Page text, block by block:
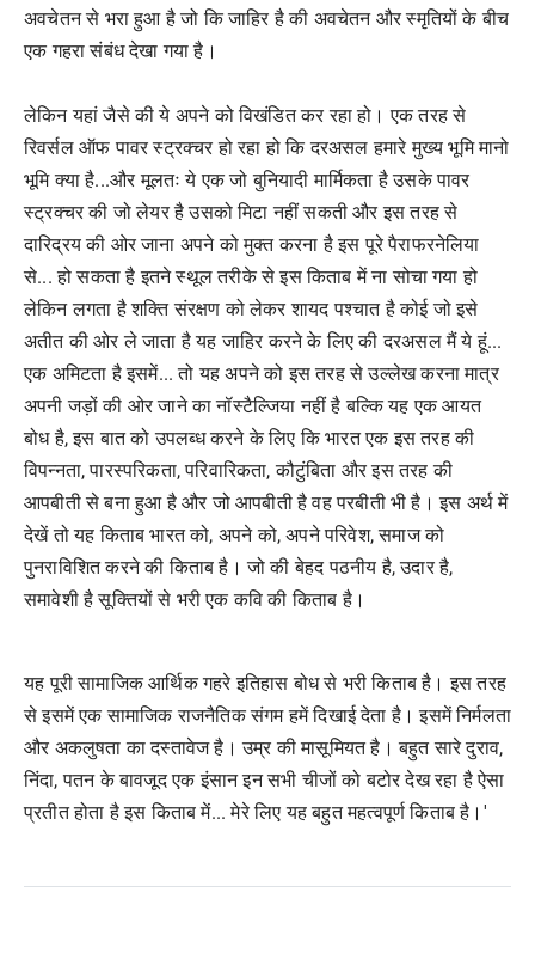
अवचेतन से भरा हुआ है जो कि जाहिर है की अवचेतन और स्मृतियों के बीच
एक गहरा संबंध देखा गया है।
लेकिन यहां जैसे की ये अपने को विखंडित कर रहा हो। एक तरह से
रिवर्सल ऑफ पावर स्ट्रक्चर हो रहा हो कि दरअसल हमारे मुख्य भूमि मानो
भूमि क्या है...और मूलतः ये एक जो बुनियादी मार्मिकता है उसके पावर
स्ट्रक्चर की जो लेयर है उसको मिटा नहीं सकती और इस तरह से
दारिद्रय की ओर जाना अपने को मुक्त करना है इस पूरे पैराफरनेलिया
से... हो सकता है इतने स्थूल तरीके से इस किताब में ना सोचा गया हो
लेकिन लगता है शक्ति संरक्षण को लेकर शायद पश्चात है कोई जो इसे
अतीत की ओर ले जाता है यह जाहिर करने के लिए की दरअसल मैं ये हूं...
एक अमिटता है इसमें... तो यह अपने को इस तरह से उल्लेख करना मात्र
अपनी जड़ों की ओर जाने का नॉस्टैल्जिया नहीं है बल्कि यह एक आयत
बोध है, इस बात को उपलब्ध करने के लिए कि भारत एक इस तरह की
विपन्नता, पारस्परिकता, परिवारिकता, कौटुंबिता और इस तरह की
आपबीती से बना हुआ है और जो आपबीती है वह परबीती भी है। इस अर्थ में
देखें तो यह किताब भारत को, अपने को, अपने परिवेश, समाज को
पुनराविशित करने की किताब है। जो की बेहद पठनीय है, उदार है,
समावेशी है सूक्तियों से भरी एक कवि की किताब है।
यह पूरी सामाजिक आर्थिक गहरे इतिहास बोध से भरी किताब है। इस तरह
से इसमें एक सामाजिक राजनैतिक संगम हमें दिखाई देता है। इसमें निर्मलता
और अकलुषता का दस्तावेज है। उम्र की मासूमियत है। बहुत सारे दुराव,
निंदा, पतन के बावजूद एक इंसान इन सभी चीजों को बटोर देख रहा है ऐसा
प्रतीत होता है इस किताब में... मेरे लिए यह बहुत महत्वपूर्ण किताब है।'